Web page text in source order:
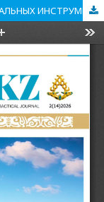
О КОЛЛЕКЦИИ МУЗЕЯ НАРОДНЫХ МУЗЫКАЛЬНЫХ ИНСТРУМЕНТОВ ИМЕНИ ЫКЫЛАСА